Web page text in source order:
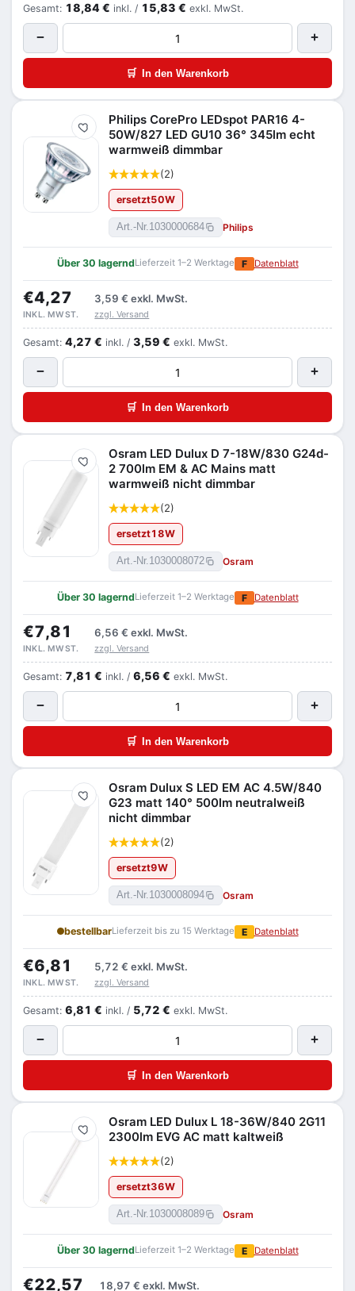
Gesamt: 18,84 € inkl. / 15,83 € exkl. MwSt.
− +
🛒 In den Warenkorb
Merken
Philips CorePro LEDspot PAR16 4-
50W/827 LED GU10 36° 345lm echt
warmweiß dimmbar
(2)
ersetzt50W
Art.-Nr.1030000684 Philips
Über 30 lagerndLieferzeit 1–2 Werktage F Datenblatt
€4,27 3,59 € exkl. MwSt.
INKL. MWST. zzgl. Versand
Gesamt: 4,27 € inkl. / 3,59 € exkl. MwSt.
− +
🛒 In den Warenkorb
Merken
Osram LED Dulux D 7-18W/830 G24d-
2 700lm EM & AC Mains matt
warmweiß nicht dimmbar
(2)
ersetzt18W
Art.-Nr.1030008072 Osram
Über 30 lagerndLieferzeit 1–2 Werktage F Datenblatt
€7,81 6,56 € exkl. MwSt.
INKL. MWST. zzgl. Versand
Gesamt: 7,81 € inkl. / 6,56 € exkl. MwSt.
− +
🛒 In den Warenkorb
Merken
Osram Dulux S LED EM AC 4.5W/840
G23 matt 140° 500lm neutralweiß
nicht dimmbar
(2)
ersetzt9W
Art.-Nr.1030008094 Osram
bestellbarLieferzeit bis zu 15 Werktage E Datenblatt
€6,81 5,72 € exkl. MwSt.
INKL. MWST. zzgl. Versand
Gesamt: 6,81 € inkl. / 5,72 € exkl. MwSt.
− +
🛒 In den Warenkorb
Merken
Osram LED Dulux L 18-36W/840 2G11
2300lm EVG AC matt kaltweiß
(2)
ersetzt36W
Art.-Nr.1030008089 Osram
Über 30 lagerndLieferzeit 1–2 Werktage E Datenblatt
€22,57 18,97 € exkl. MwSt.